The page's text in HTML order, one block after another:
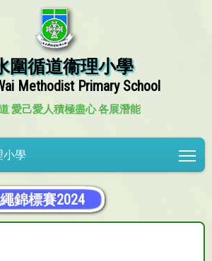
圍循道衞理小學
Methodist Primary School
愛己愛人積極盡心 各展潛能
小學
錦標賽2024